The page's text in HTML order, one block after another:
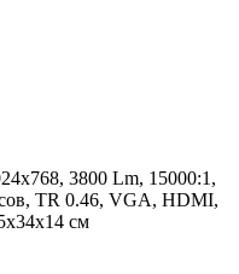
3800 Lm, 15000:1,
TR 0.46, VGA, HDMI,
см